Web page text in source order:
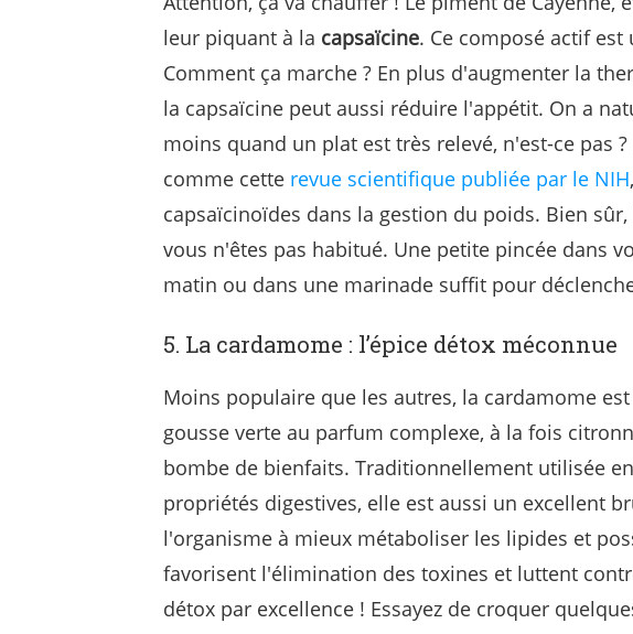
leur piquant à la capsaïcine. Ce composé actif
Comment ça marche ? En plus d'augmenter la
la capsaïcine peut aussi réduire l'appétit. On a
moins quand un plat est très relevé, n'est-ce pas
comme cette revue scientifique publiée par le NIH
capsaïcinoïdes dans la gestion du poids. Bien
vous n'êtes pas habitué. Une petite pincée dans
matin ou dans une marinade suffit pour
5. La cardamome : l’épice détox méconnue
Moins populaire que les autres, la cardamome
gousse verte au parfum complexe, à la fois
bombe de bienfaits. Traditionnellement utilisée
propriétés digestives, elle est aussi un excellent
l'organisme à mieux métaboliser les lipides et
favorisent l'élimination des toxines et luttent
détox par excellence ! Essayez de croquer